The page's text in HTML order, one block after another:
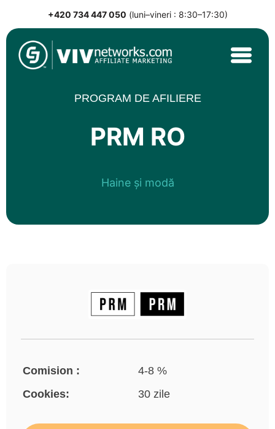
to
content
+420 734 447 050 (luni–vineri : 8:30–17:30)
VIVnetworks.com
Nejvýkonnější affiliate síť v CEE
PROGRAM DE AFILIERE
PRM RO
Haine și modă
Comision :
4-8 %
Cookies:
30 zile